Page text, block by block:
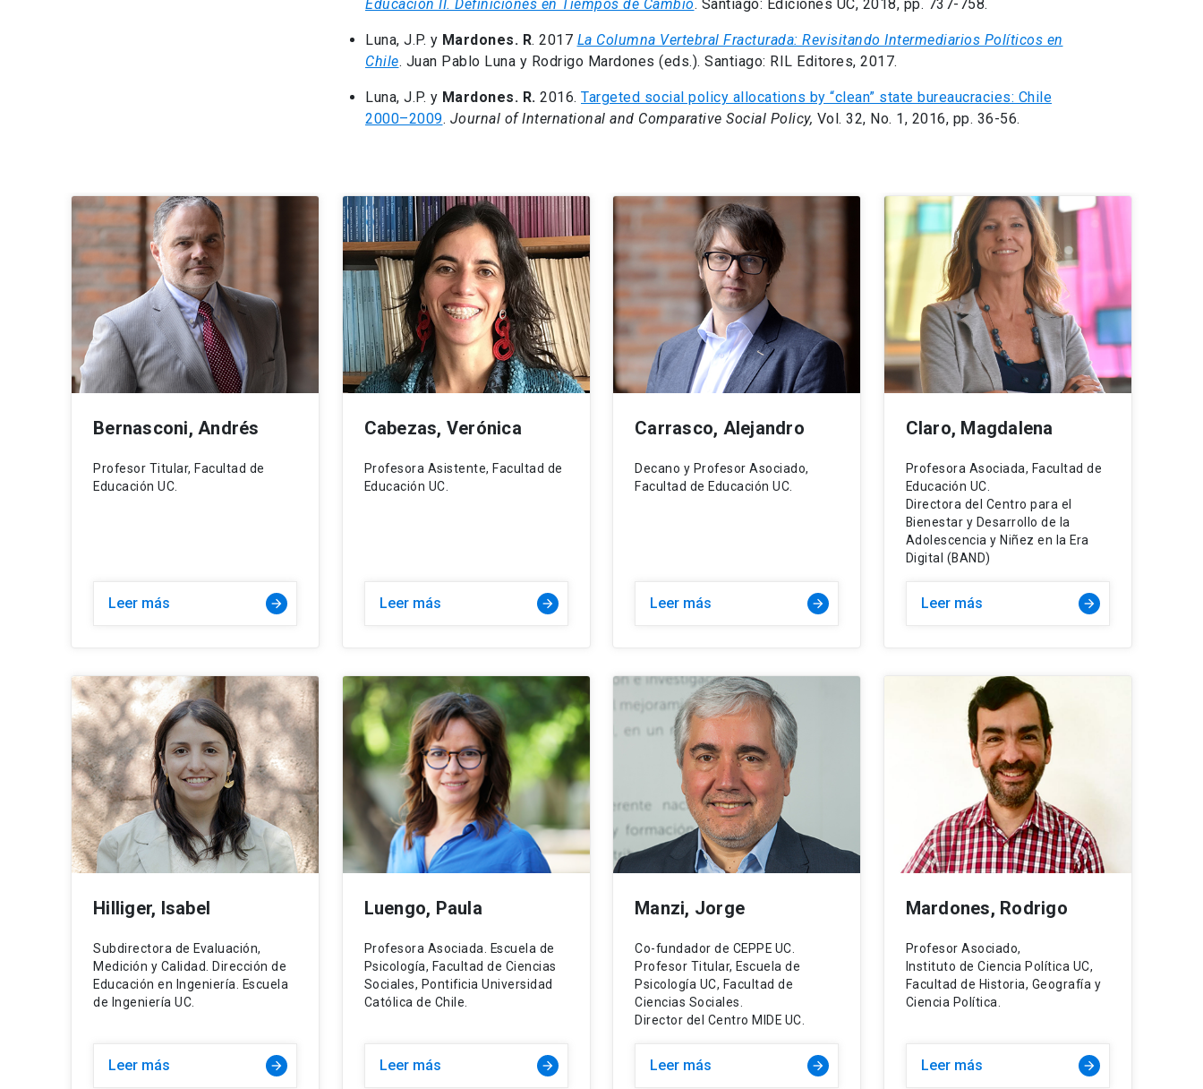
Educación II. Definiciones en Tiempos de Cambio. Santiago: Ediciones UC, 2018, pp. 737-758.
Luna, J.P. y Mardones. R. 2017 La Columna Vertebral Fracturada: Revisitando Intermediarios Políticos en
Chile. Juan Pablo Luna y Rodrigo Mardones (eds.). Santiago: RIL Editores, 2017.
Luna, J.P. y Mardones. R. 2016. Targeted social policy allocations by “clean” state bureaucracies: Chile
2000–2009. Journal of International and Comparative Social Policy, Vol. 32, No. 1, 2016, pp. 36-56.
Bernasconi, Andrés
Profesor Titular, Facultad de
Educación UC.
Leer más
Cabezas, Verónica
Profesora Asistente, Facultad de
Educación UC.
Leer más
Carrasco, Alejandro
Decano y Profesor Asociado,
Facultad de Educación UC.
Leer más
Claro, Magdalena
Profesora Asociada, Facultad de
Educación UC.
Directora del Centro para el
Bienestar y Desarrollo de la
Adolescencia y Niñez en la Era
Digital (BAND)
Leer más
Hilliger, Isabel
Subdirectora de Evaluación,
Medición y Calidad. Dirección de
Educación en Ingeniería. Escuela
de Ingeniería UC.
Leer más
Luengo, Paula
Profesora Asociada. Escuela de
Psicología, Facultad de Ciencias
Sociales, Pontificia Universidad
Católica de Chile.
Leer más
Manzi, Jorge
Co-fundador de CEPPE UC.
Profesor Titular, Escuela de
Psicología UC, Facultad de
Ciencias Sociales.
Director del Centro MIDE UC.
Leer más
Mardones, Rodrigo
Profesor Asociado,
Instituto de Ciencia Política UC,
Facultad de Historia, Geografía y
Ciencia Política.
Leer más